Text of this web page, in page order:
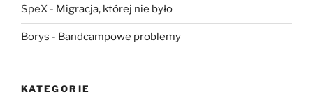
SpeX - Migracja, której nie było
Borys - Bandcampowe problemy
KATEGORIE